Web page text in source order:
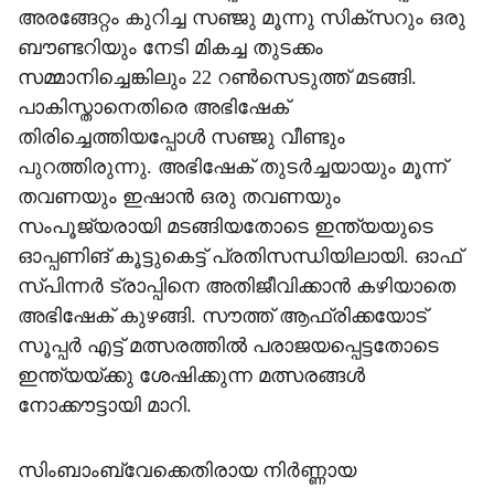
അരങ്ങേറ്റം കുറിച്ച സഞ്ജു മൂന്നു സിക്‌സറും ഒരു
ബൗണ്ടറിയും നേടി മികച്ച തുടക്കം
സമ്മാനിച്ചെങ്കിലും 22 റണ്‍സെടുത്ത് മടങ്ങി.
പാകിസ്താനെതിരെ അഭിഷേക്
തിരിച്ചെത്തിയപ്പോള്‍ സഞ്ജു വീണ്ടും
പുറത്തിരുന്നു. അഭിഷേക് തുടര്‍ച്ചയായും മൂന്ന്
തവണയും ഇഷാന്‍ ഒരു തവണയും
സംപൂജ്യരായി മടങ്ങിയതോടെ ഇന്ത്യയുടെ
ഓപ്പണിങ് കൂട്ടുകെട്ട് പ്രതിസന്ധിയിലായി. ഓഫ്
സ്പിന്നര്‍ ട്രാപ്പിനെ അതിജീവിക്കാന്‍ കഴിയാതെ
അഭിഷേക് കുഴങ്ങി. സൗത്ത് ആഫ്രിക്കയോട്
സൂപ്പര്‍ എട്ട് മത്സരത്തില്‍ പരാജയപ്പെട്ടതോടെ
ഇന്ത്യയ്ക്കു ശേഷിക്കുന്ന മത്സരങ്ങള്‍
നോക്കൗട്ടായി മാറി.
സിംബാംബ്‌വേക്കെതിരായ നിര്‍ണ്ണായ